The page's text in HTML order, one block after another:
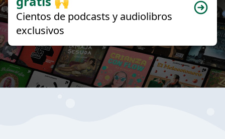
Cientos de podcasts y audiolibros
exclusivos